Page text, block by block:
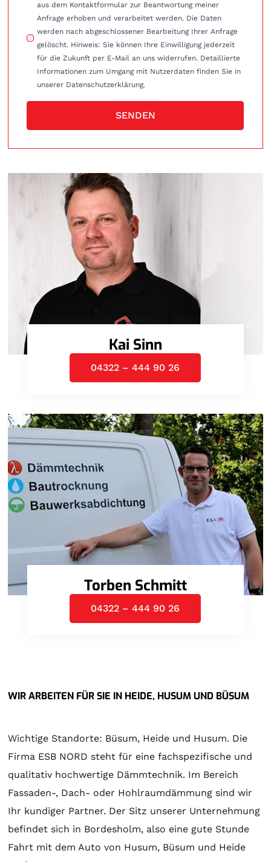
aus dem Kontaktformular zur Beantwortung meiner
Anfrage erhoben und verarbeitet werden. Die Daten
werden nach abgeschlossener Bearbeitung Ihrer Anfrage
gelöscht. Hinweis: Sie können Ihre Einwilligung jederzeit
für die Zukunft per E-Mail an uns widerrufen. Detaillierte
Informationen zum Umgang mit Nutzerdaten finden Sie in
unserer Datenschutzerklärung.
SENDEN
Kai Sinn
04322 – 444 90 26
Torben Schmitt
04322 – 444 90 26
WIR ARBEITEN FÜR SIE IN HEIDE, HUSUM UND BÜSUM
Wichtige Standorte: Büsum, Heide und Husum. Die
Firma ESB NORD steht für eine fachspezifische und
qualitativ hochwertige Dämmtechnik. Im Bereich
Fassaden-, Dach- oder Hohlraumdämmung sind wir
Ihr kundiger Partner. Der Sitz unserer Unternehmung
befindet sich in Bordesholm, also eine gute Stunde
Fahrt mit dem Auto von Husum, Büsum und Heide